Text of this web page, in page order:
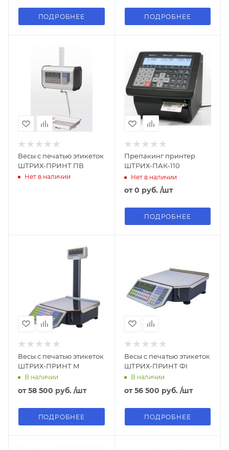
ПОДРОБНЕЕ ПОДРОБНЕЕ
Весы с печатью этикеток
ШТРИХ-ПРИНТ ПВ
Нет в наличии
Препакинг принтер
ШТРИХ-ПАК-110
Нет в наличии
от0 руб. /шт
ПОДРОБНЕЕ
Весы с печатью этикеток
ШТРИХ-ПРИНТ М
В наличии
от58 500 руб. /шт
ПОДРОБНЕЕ
Весы с печатью этикеток
ШТРИХ-ПРИНТ ФI
В наличии
от56 500 руб. /шт
ПОДРОБНЕЕ